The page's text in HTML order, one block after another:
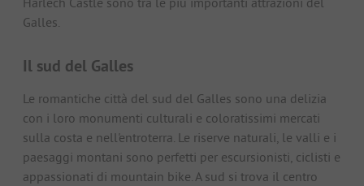
Galles.
Il sud del Galles
Le romantiche città del sud del Galles sono una delizia
con i loro monumenti culturali e coloratissimi mercati
sulla costa e nell'entroterra. Le riserve naturali, le valli e i
paesaggi montani sono perfetti per escursionisti, ciclisti e
appassionati di mountain bike. A sud si trova il centro